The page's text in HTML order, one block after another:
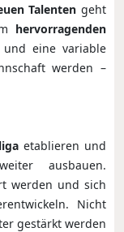
Talenten geht
hervorragenden
eine variable
werden –
etablieren und
ausbauen.
werden und sich
Nicht
gestärkt werden